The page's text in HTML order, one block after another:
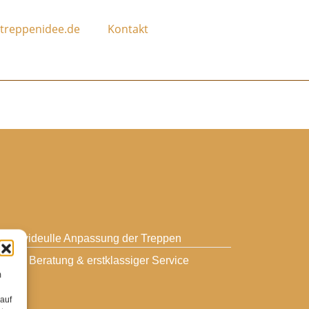
Kontakt
individeulle Anpassung der Treppen
gute Beratung & erstklassiger Service